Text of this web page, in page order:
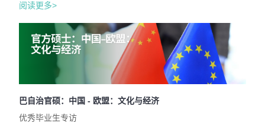
阅读更多>
巴自治官硕：中国 - 欧盟：文化与经济
优秀毕业生专访